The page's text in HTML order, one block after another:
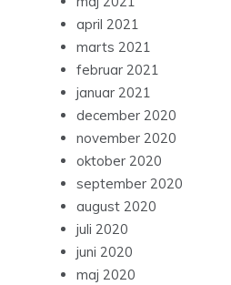
april 2021
marts 2021
februar 2021
januar 2021
december 2020
november 2020
oktober 2020
september 2020
august 2020
juli 2020
juni 2020
maj 2020